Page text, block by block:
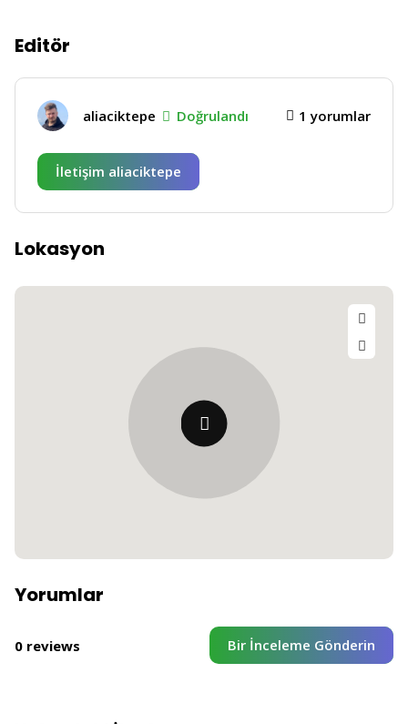
Editör
aliaciktepe Doğrulandı 1 yorumlar
İletişim aliaciktepe
Lokasyon
Yorumlar
0 reviews Bir İnceleme Gönderin